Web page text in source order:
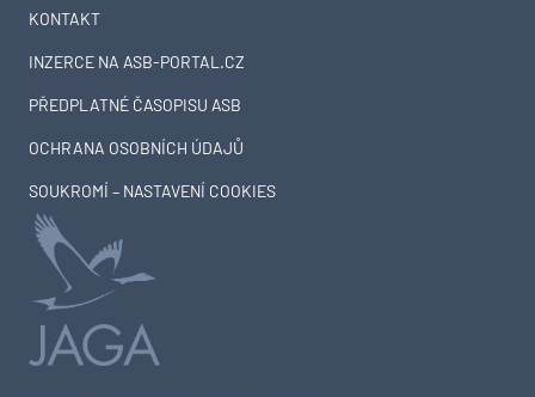
KONTAKT
INZERCE NA ASB-PORTAL.CZ
PŘEDPLATNÉ ČASOPISU ASB
OCHRANA OSOBNÍCH ÚDAJŮ
SOUKROMÍ – NASTAVENÍ COOKIES